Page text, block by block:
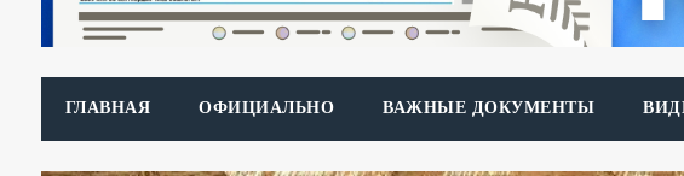
ГЛАВНАЯ ОФИЦИАЛЬНО ВАЖНЫЕ ДОКУМЕНТЫ